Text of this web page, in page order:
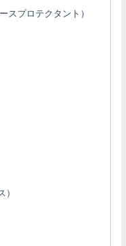
スプロテクタント）